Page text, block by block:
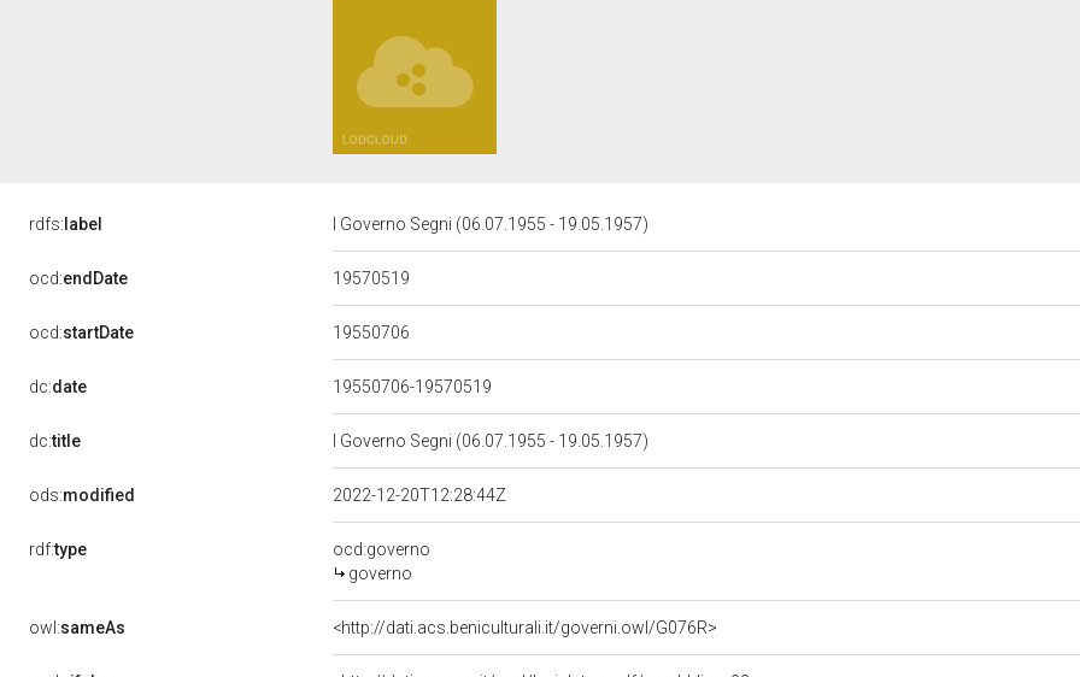
rdfs: label I Governo Segni (06.07.1955 - 19.05.1957)
ocd:endDate 19570519
ocd:startDate 19550706
dc:date 19550706-19570519
dc:title I Governo Segni (06.07.1955 - 19.05.1957)
ods:modified 2022-12-20T12:28:44Z
rdf:type
ocd:governo
governo
owl:sameAs <http://dati.acs.beniculturali.it/governi.owl/G076R>